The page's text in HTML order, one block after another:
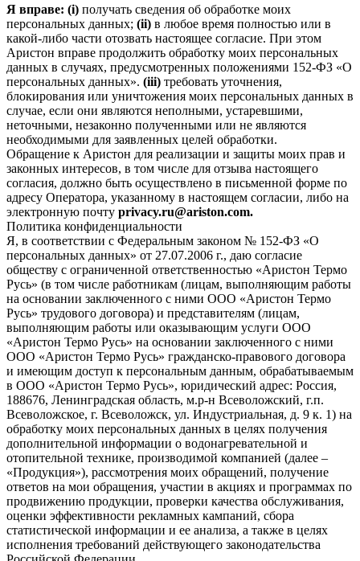
Я вправе: (i) получать сведения об обработке моих
персональных данных; (ii) в любое время полностью или в
какой-либо части отозвать настоящее согласие. При этом
Аристон вправе продолжить обработку моих персональных
данных в случаях, предусмотренных положениями 152-ФЗ «О
персональных данных». (iii) требовать уточнения,
блокирования или уничтожения моих персональных данных в
случае, если они являются неполными, устаревшими,
неточными, незаконно полученными или не являются
необходимыми для заявленных целей обработки.
Обращение к Аристон для реализации и защиты моих прав и
законных интересов, в том числе для отзыва настоящего
согласия, должно быть осуществлено в письменной форме по
адресу Оператора, указанному в настоящем согласии, либо на
электронную почту privacy.ru@ariston.com.
Политика конфиденциальности
Я, в соответствии с Федеральным законом № 152-ФЗ «О
персональных данных» от 27.07.2006 г., даю согласие
обществу с ограниченной ответственностью «Аристон Термо
Русь» (в том числе работникам (лицам, выполняющим работы
на основании заключенного с ними ООО «Аристон Термо
Русь» трудового договора) и представителям (лицам,
выполняющим работы или оказывающим услуги ООО
«Аристон Термо Русь» на основании заключенного с ними
ООО «Аристон Термо Русь» гражданско-правового договора
и имеющим доступ к персональным данным, обрабатываемым
в ООО «Аристон Термо Русь», юридический адрес: Россия,
188676, Ленинградская область, м.р-н Всеволожский, г.п.
Всеволожское, г. Всеволожск, ул. Индустриальная, д. 9 к. 1) на
обработку моих персональных данных в целях получения
дополнительной информации о водонагревательной и
отопительной технике, производимой компанией (далее –
«Продукция»), рассмотрения моих обращений, получение
ответов на мои обращения, участии в акциях и программах по
продвижению продукции, проверки качества обслуживания,
оценки эффективности рекламных кампаний, сбора
статистической информации и ее анализа, а также в целях
исполнения требований действующего законодательства